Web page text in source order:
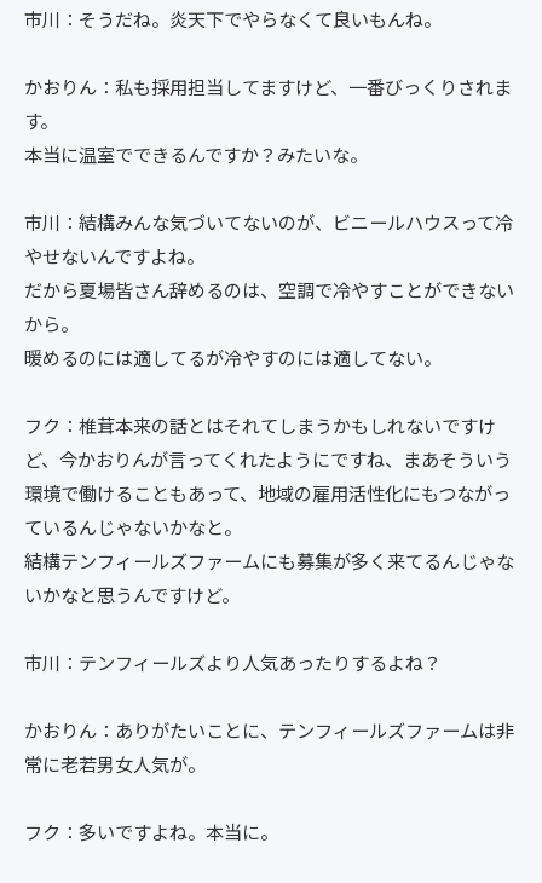
市川：そうだね。炎天下でやらなくて良いもんね。
かおりん：私も採用担当してますけど、一番びっくりされま
す。
本当に温室でできるんですか？みたいな。
市川：結構みんな気づいてないのが、ビニールハウスって冷
やせないんですよね。
だから夏場皆さん辞めるのは、空調で冷やすことができない
から。
暖めるのには適してるが冷やすのには適してない。
フク：椎茸本来の話とはそれてしまうかもしれないですけ
ど、今かおりんが言ってくれたようにですね、まあそういう
環境で働けることもあって、地域の雇用活性化にもつながっ
ているんじゃないかなと。
結構テンフィールズファームにも募集が多く来てるんじゃな
いかなと思うんですけど。
市川：テンフィールズより人気あったりするよね？
かおりん：ありがたいことに、テンフィールズファームは非
常に老若男女人気が。
フク：多いですよね。本当に。